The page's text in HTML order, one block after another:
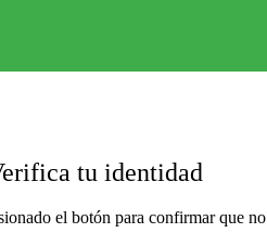
tu identidad
el botón para confirmar que no